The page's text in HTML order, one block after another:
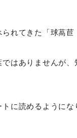
れてきた「球萵苣
ではありませんが
に読めるようにな